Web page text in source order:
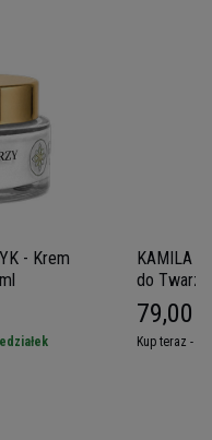
- Krem
KAMILA
do
79,00
Kup teraz -